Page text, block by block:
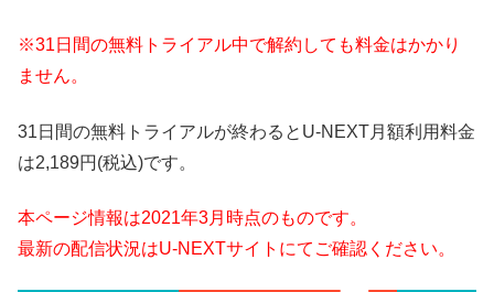
※31日間の無料トライアル中で解約しても料金はかかり
ません。
31日間の無料トライアルが終わるとU-NEXT月額利用料金
は2,189円(税込)です。
本ページ情報は2021年3月時点のものです。
最新の配信状況はU-NEXTサイトにてご確認ください。